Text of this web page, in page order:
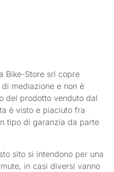
Bike-Store srl copre
mediazione e non è
del prodotto venduto dal
è visto e piaciuto fra
tipo di garanzia da parte
sito si intendono per una
in casi diversi vanno